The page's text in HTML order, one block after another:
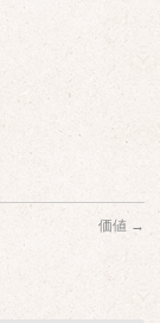
価値 →